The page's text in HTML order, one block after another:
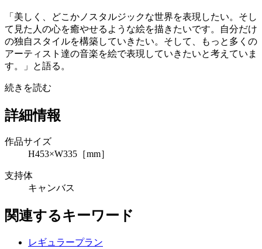
「美しく、どこかノスタルジックな世界を表現したい。そし
て見た人の心を癒やせるような絵を描きたいです。自分だけ
の独自スタイルを構築していきたい。そして、もっと多くの
アーティスト達の音楽を絵で表現していきたいと考えていま
す。」と語る。
続きを読む
詳細情報
作品サイズ
H453×W335［mm］
支持体
キャンバス
関連するキーワード
レギュラープラン